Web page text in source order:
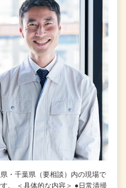
・千葉県（要相談）内の現場で
。 ＜具体的な内容＞ ●日常清掃